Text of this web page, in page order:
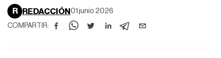
R REDACCIÓN 01 junio 2026
COMPARTIR: